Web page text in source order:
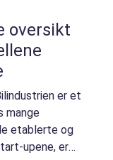
oversikt
er et
mange
etablerte og
upene, er